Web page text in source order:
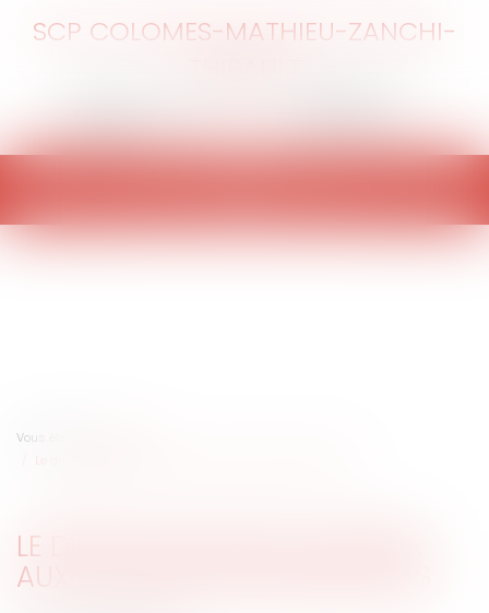
SCP COLOMES-MATHIEU-ZANCHI-
le
menu
Vous êtes ici :
LE DROIT D'ACCÈS DE L'USAGER
AUX INFORMATIONS MÉDICALES